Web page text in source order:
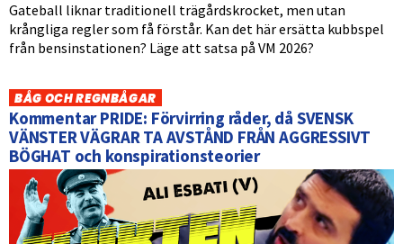
Gateball liknar traditionell trägårdskrocket, men utan
krångliga regler som få förstår. Kan det här ersätta kubbspel
från bensinstationen? Läge att satsa på VM 2026?
BÅG OCH REGNBÅGAR
Kommentar PRIDE: Förvirring råder, då SVENSK
VÄNSTER VÄGRAR TA AVSTÅND FRÅN AGGRESSIVT
BÖGHAT och konspirationsteorier